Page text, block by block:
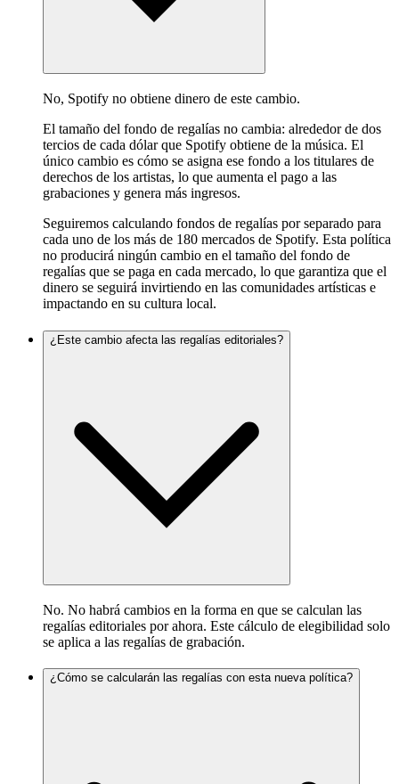
No, Spotify no obtiene dinero de este cambio.
El tamaño del fondo de regalías no cambia: alrededor de dos
tercios de cada dólar que Spotify obtiene de la música. El
único cambio es cómo se asigna ese fondo a los titulares de
derechos de los artistas, lo que aumenta el pago a las
grabaciones y genera más ingresos.
Seguiremos calculando fondos de regalías por separado para
cada uno de los más de 180 mercados de Spotify. Esta política
no producirá ningún cambio en el tamaño del fondo de
regalías que se paga en cada mercado, lo que garantiza que el
dinero se seguirá invirtiendo en las comunidades artísticas e
impactando en su cultura local.
¿Este cambio afecta las regalías editoriales?
No. No habrá cambios en la forma en que se calculan las
regalías editoriales por ahora. Este cálculo de elegibilidad solo
se aplica a las regalías de grabación.
¿Cómo se calcularán las regalías con esta nueva política?